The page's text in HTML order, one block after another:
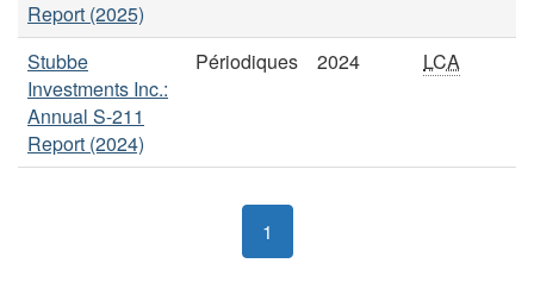
Report (2025)
Stubbe
Investments Inc.:
Annual S-211
Report (2024)
Périodiques 2024 LCA
1